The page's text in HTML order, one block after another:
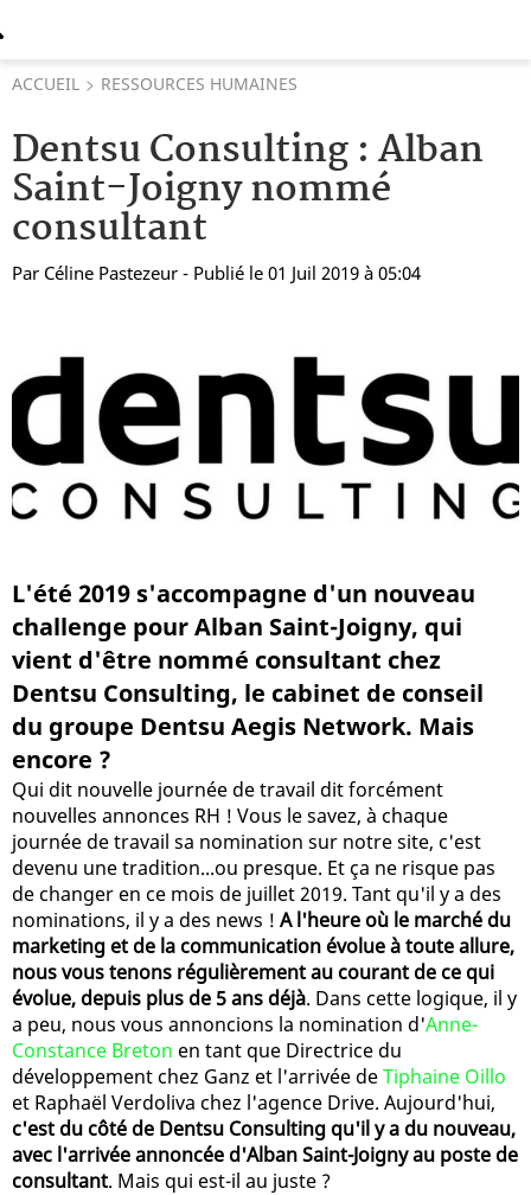
ACCUEIL RESSOURCES HUMAINES
Dentsu Consulting : Alban
Saint-Joigny nommé
consultant
Par Céline Pastezeur - Publié le 01 Juil 2019 à 05:04
L'été 2019 s'accompagne d'un nouveau
challenge pour Alban Saint-Joigny, qui
vient d'être nommé consultant chez
Dentsu Consulting, le cabinet de conseil
du groupe Dentsu Aegis Network. Mais
encore ?
Qui dit nouvelle journée de travail dit forcément
nouvelles annonces RH ! Vous le savez, à chaque
journée de travail sa nomination sur notre site, c'est
devenu une tradition...ou presque. Et ça ne risque pas
de changer en ce mois de juillet 2019. Tant qu'il y a des
nominations, il y a des news ! A l'heure où le marché du
marketing et de la communication évolue à toute allure,
nous vous tenons régulièrement au courant de ce qui
évolue, depuis plus de 5 ans déjà. Dans cette logique, il y
a peu, nous vous annoncions la nomination d'Anne-
Constance Breton en tant que Directrice du
développement chez Ganz et l'arrivée deTiphaine Oillo
et Raphaël Verdoliva chez l'agence Drive. Aujourd'hui,
c'est du côté de Dentsu Consulting qu'il y a du nouveau,
avec l'arrivée annoncée d'Alban Saint-Joigny au poste de
consultant. Mais qui est-il au juste ?